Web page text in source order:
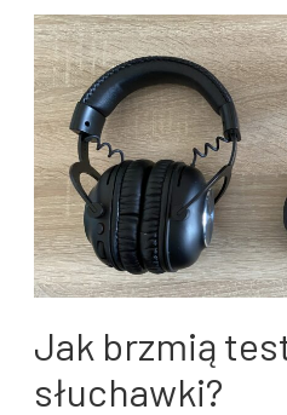
Jak brzmią
słuchawki?